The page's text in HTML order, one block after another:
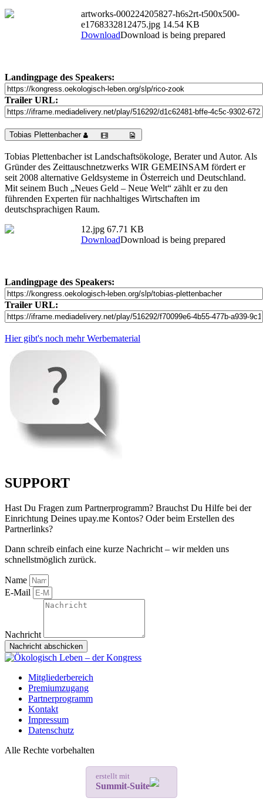
artworks-000224205827-h6s2rt-t500x500-
e1768332812475.jpg 14.54 KB
DownloadDownload is being prepared
Landingpage des Speakers:
Trailer URL:
Tobias Plettenbacher
Tobias Plettenbacher ist Landschaftsökologe, Berater und Autor. Als
Gründer des Zeittauschnetzwerks WIR GEMEINSAM fördert er
seit 2008 alternative Geldsysteme in Österreich und Deutschland.
Mit seinem Buch „Neues Geld – Neue Welt“ zählt er zu den
führenden Experten für nachhaltiges Wirtschaften im
deutschsprachigen Raum.
12.jpg 67.71 KB
DownloadDownload is being prepared
Landingpage des Speakers:
Trailer URL:
Hier gibt's noch mehr Werbematerial
SUPPORT
Hast Du Fragen zum Partnerprogramm? Brauchst Du Hilfe bei der
Einrichtung Deines upay.me Kontos? Oder beim Erstellen des
Partnerlinks?
Dann schreib einfach eine kurze Nachricht – wir melden uns
schnellstmöglich zurück.
Name
E-Mail
Nachricht
Nachricht abschicken
Mitgliederbereich
Premiumzugang
Partnerprogramm
Kontakt
Impressum
Datenschutz
Alle Rechte vorbehalten
erstellt mit
Summit-Suite